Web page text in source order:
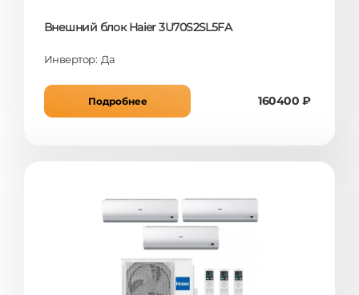
Внешний блок Haier 3U70S2SL5FA
Инвертор: Да
Подробнее 160400 ₽